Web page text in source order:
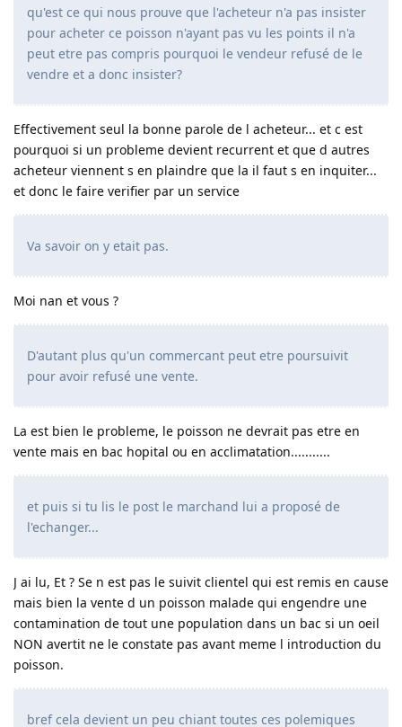
qu'est ce qui nous prouve que l'acheteur n'a pas insister
pour acheter ce poisson n'ayant pas vu les points il n'a
peut etre pas compris pourquoi le vendeur refusé de le
vendre et a donc insister?
Effectivement seul la bonne parole de l acheteur... et c est
pourquoi si un probleme devient recurrent et que d autres
acheteur viennent s en plaindre que la il faut s en inquiter...
et donc le faire verifier par un service
Va savoir on y etait pas.
Moi nan et vous ?
D'autant plus qu'un commercant peut etre poursuivit
pour avoir refusé une vente.
La est bien le probleme, le poisson ne devrait pas etre en
vente mais en bac hopital ou en acclimatation...........
et puis si tu lis le post le marchand lui a proposé de
l'echanger...
J ai lu, Et ? Se n est pas le suivit clientel qui est remis en cause
mais bien la vente d un poisson malade qui engendre une
contamination de tout une population dans un bac si un oeil
NON avertit ne le constate pas avant meme l introduction du
poisson.
bref cela devient un peu chiant toutes ces polemiques